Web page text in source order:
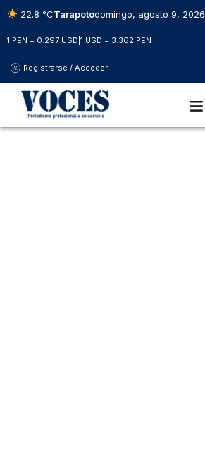
22.8 °CTarapotodomingo, agosto 9, 2026
1 PEN = 0.297 USD 1 USD = 3.362 PEN
Registrarse / Acceder